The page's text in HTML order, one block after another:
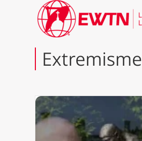
Extremisme